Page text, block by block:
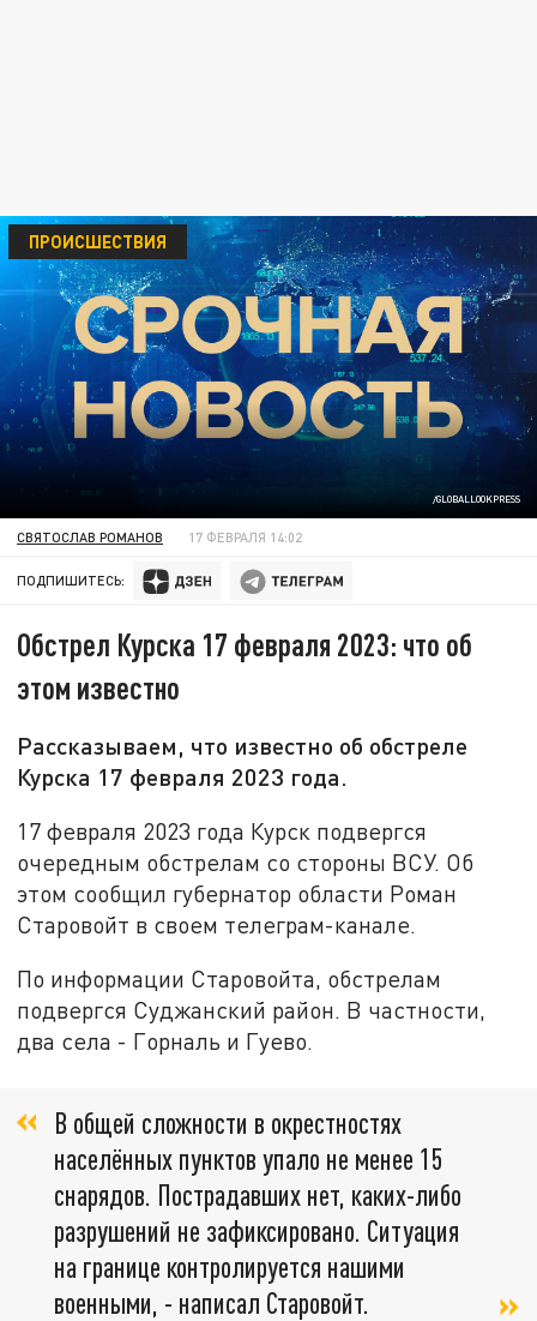
/GLOBALLOOKPRESS
ПРОИСШЕСТВИЯ
СВЯТОСЛАВ РОМАНОВ 17 ФЕВРАЛЯ 14:02
ПОДПИШИТЕСЬ:
Обстрел Курска 17 февраля 2023: что об
этом известно
Рассказываем, что известно об обстреле
Курска 17 февраля 2023 года.
17 февраля 2023 года Курск подвергся
очередным обстрелам со стороны ВСУ. Об
этом сообщил губернатор области Роман
Старовойт в своем телеграм-канале.
По информации Старовойта, обстрелам
подвергся Суджанский район. В частности,
два села - Горналь и Гуево.
В общей сложности в окрестностях
населённых пунктов упало не менее 15
снарядов. Пострадавших нет, каких-либо
разрушений не зафиксировано. Ситуация
на границе контролируется нашими
военными, - написал Старовойт.